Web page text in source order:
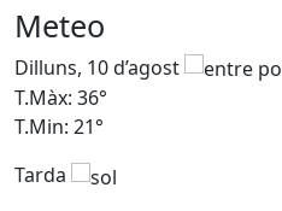
Meteo
Dilluns, 10 d’agost
T.Màx: 36°
T.Min: 21°
Tarda